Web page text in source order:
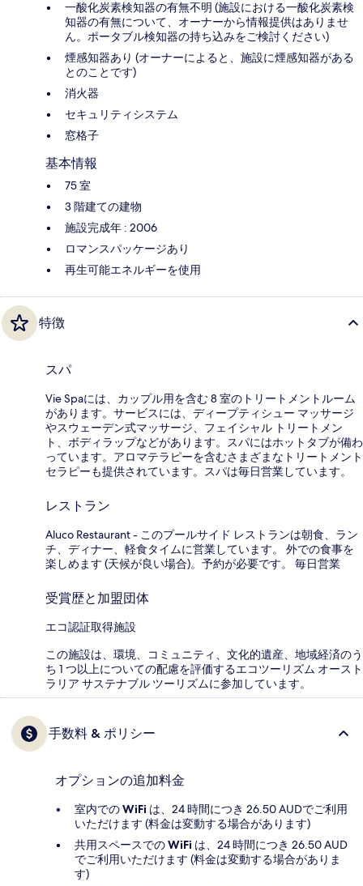
一酸化炭素検知器の有無不明 (施設における一酸化炭素検
知器の有無について、オーナーから情報提供はありませ
ん。ポータブル検知器の持ち込みをご検討ください)
煙感知器あり (オーナーによると、施設に煙感知器がある
とのことです)
消火器
セキュリティシステム
窓格子
基本情報
75 室
3 階建ての建物
施設完成年 : 2006
ロマンスパッケージあり
再生可能エネルギーを使用
特徴
スパ
Vie Spaには、カップル用を含む 8 室のトリートメントルーム
があります。サービスには、ディープティシュー マッサージ
やスウェーデン式マッサージ、フェイシャル トリートメン
ト、ボディラップなどがあります。スパにはホットタブが備わ
っています。アロマテラピーを含むさまざまなトリートメント
セラピーも提供されています。スパは毎日営業しています。
レストラン
Aluco Restaurant - このプールサイド レストランは朝食、ラン
チ、ディナー、軽食タイムに営業しています。 外での食事を
楽しめます (天候が良い場合)。予約が必要です。 毎日営業
受賞歴と加盟団体
エコ認証取得施設
この施設は、環境、コミュニティ、文化的遺産、地域経済のう
ち 1 つ以上についての配慮を評価するエコツーリズム オースト
ラリア サステナブル ツーリズムに参加しています。
手数料 & ポリシー
オプションの追加料金
室内でのWiFi は、24 時間につき 26.50 AUDでご利用
いただけます (料金は変動する場合があります)
共用スペースでのWiFi は、24 時間につき 26.50 AUD
でご利用いただけます (料金は変動する場合がありま
す)